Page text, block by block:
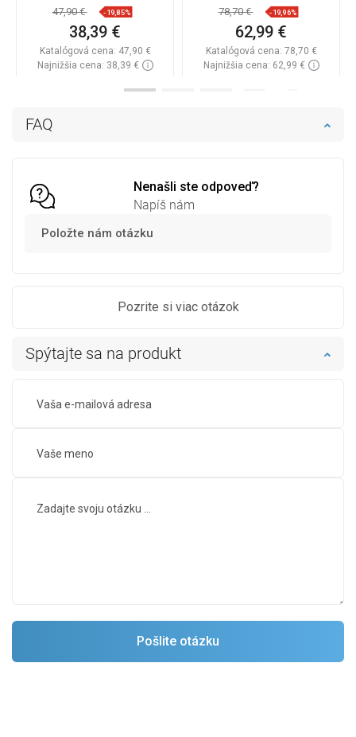
FAQ
Nenašli ste odpoveď?
Napíš nám
Položte nám otázku
Pozrite si viac otázok
Spýtajte sa na produkt
47,90 € -19,85%
38,39 €
Katalógová cena: 47,90 €
Najnižšia cena: 38,39 €
78,70 € -19,96%
62,99 €
Katalógová cena: 78,70 €
Najnižšia cena: 62,99 €